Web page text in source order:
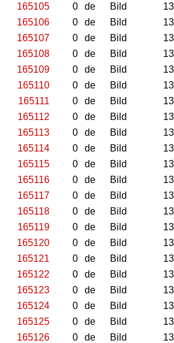
165105
0 de Bild
165106
0 de Bild
165107
0 de Bild
165108
0 de Bild
165109
0 de Bild
165110
0 de Bild
165111
0 de Bild
165112
0 de Bild
165113
0 de Bild
165114
0 de Bild
165115
0 de Bild
165116
0 de Bild
165117
0 de Bild
165118
0 de Bild
165119
0 de Bild
165120
0 de Bild
165121
0 de Bild
165122
0 de Bild
165123
0 de Bild
165124
0 de Bild
165125
0 de Bild
165126
0 de Bild